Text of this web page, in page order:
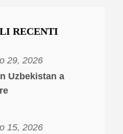
RECENTI
29, 2026
Uzbekistan a
15, 2026